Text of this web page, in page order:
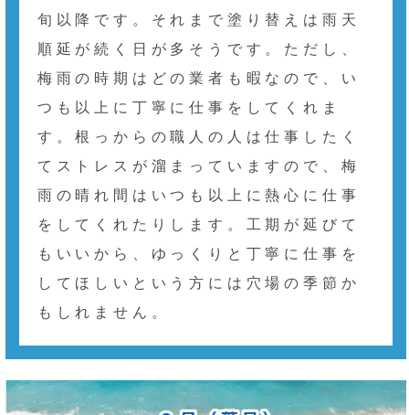
旬以降です。それまで塗り替えは雨天
順延が続く日が多そうです。ただし、
梅雨の時期はどの業者も暇なので、い
つも以上に丁寧に仕事をしてくれま
す。根っからの職人の人は仕事したく
てストレスが溜まっていますので、梅
雨の晴れ間はいつも以上に熱心に仕事
をしてくれたりします。工期が延びて
もいいから、ゆっくりと丁寧に仕事を
してほしいという方には穴場の季節か
もしれません。